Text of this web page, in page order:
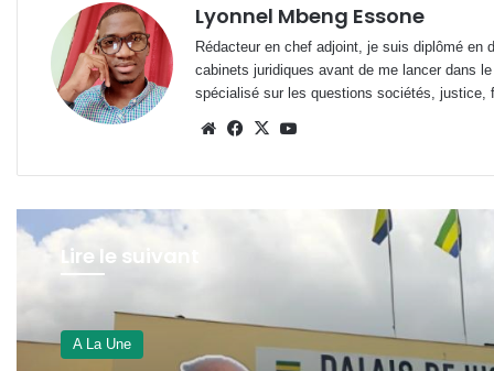
Lyonnel Mbeng Essone
Rédacteur en chef adjoint, je suis diplômé en
cabinets juridiques avant de me lancer dans
spécialisé sur les questions sociétés,
WebsiteFacebook
X
Lire le suivant
A La Une